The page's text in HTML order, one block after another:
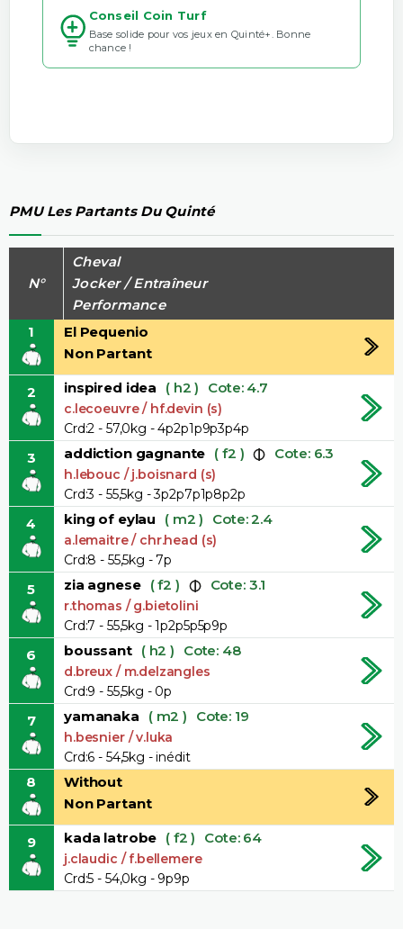
Conseil Coin Turf
Base solide pour vos jeux en Quinté+. Bonne
chance !
PMU Les Partants Du Quinté
N°
Cheval
Jocker / Entraîneur
Performance
1
El Pequenio
Non Partant
2 inspired idea ( h2 ) Cote: 4.7
c.lecoeuvre / hf.devin (s)
Crd:2 - 57,0kg - 4p2p1p9p3p4p
3 addiction gagnante ( f2 ) Cote: 6.3
h.lebouc / j.boisnard (s)
Crd:3 - 55,5kg - 3p2p7p1p8p2p
4 king of eylau ( m2 ) Cote: 2.4
a.lemaitre / chr.head (s)
Crd:8 - 55,5kg - 7p
5 zia agnese ( f2 ) Cote: 3.1
r.thomas / g.bietolini
Crd:7 - 55,5kg - 1p2p5p5p9p
6 boussant ( h2 ) Cote: 48
d.breux / m.delzangles
Crd:9 - 55,5kg - 0p
7 yamanaka ( m2 ) Cote: 19
h.besnier / v.luka
Crd:6 - 54,5kg - inédit
8
Without
Non Partant
9 kada latrobe ( f2 ) Cote: 64
j.claudic / f.bellemere
Crd:5 - 54,0kg - 9p9p